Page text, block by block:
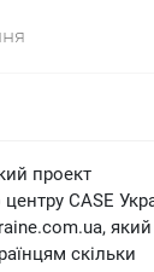
проект
CASE
який
скільки